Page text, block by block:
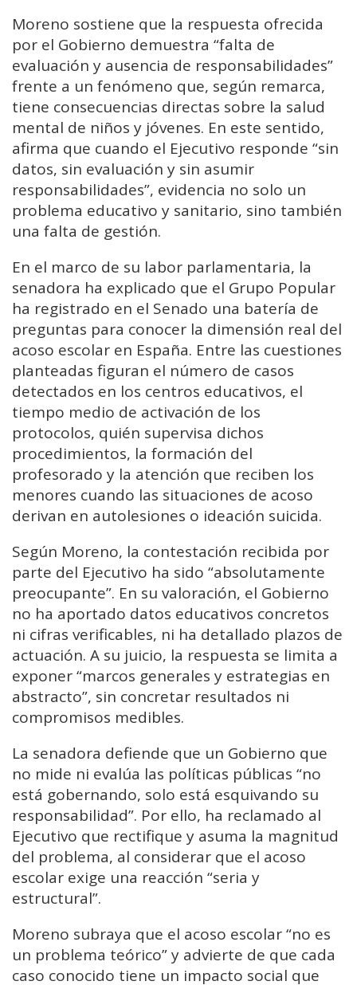
Moreno sostiene que la respuesta ofrecida
por el Gobierno demuestra “falta de
evaluación y ausencia de responsabilidades”
frente a un fenómeno que, según remarca,
tiene consecuencias directas sobre la salud
mental de niños y jóvenes. En este sentido,
afirma que cuando el Ejecutivo responde “sin
datos, sin evaluación y sin asumir
responsabilidades”, evidencia no solo un
problema educativo y sanitario, sino también
una falta de gestión.
En el marco de su labor parlamentaria, la
senadora ha explicado que el Grupo Popular
ha registrado en el Senado una batería de
preguntas para conocer la dimensión real del
acoso escolar en España. Entre las cuestiones
planteadas figuran el número de casos
detectados en los centros educativos, el
tiempo medio de activación de los
protocolos, quién supervisa dichos
procedimientos, la formación del
profesorado y la atención que reciben los
menores cuando las situaciones de acoso
derivan en autolesiones o ideación suicida.
Según Moreno, la contestación recibida por
parte del Ejecutivo ha sido “absolutamente
preocupante”. En su valoración, el Gobierno
no ha aportado datos educativos concretos
ni cifras verificables, ni ha detallado plazos de
actuación. A su juicio, la respuesta se limita a
exponer “marcos generales y estrategias en
abstracto”, sin concretar resultados ni
compromisos medibles.
La senadora defiende que un Gobierno que
no mide ni evalúa las políticas públicas “no
está gobernando, solo está esquivando su
responsabilidad”. Por ello, ha reclamado al
Ejecutivo que rectifique y asuma la magnitud
del problema, al considerar que el acoso
escolar exige una reacción “seria y
estructural”.
Moreno subraya que el acoso escolar “no es
un problema teórico” y advierte de que cada
caso conocido tiene un impacto social que